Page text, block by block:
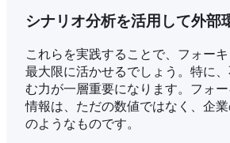
シナリオ分析を活用して外部
これらを実践することで、フォー
最大限に活かせるでしょう。特に
む力が一層重要になります。フォ
情報は、ただの数値ではなく、企
のようなものです。